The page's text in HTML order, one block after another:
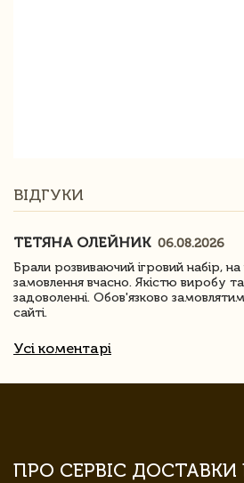
ВІДГУКИ
ТЕТЯНА ОЛЕЙНИК 06.08.2026
Брали розвиваючий ігровий набір,
замовлення вчасно. Якістю виробу
задоволенні. Обов'язково
сайті.
Усі коментарі
ПРО СЕРВІС ДОСТАВКИ